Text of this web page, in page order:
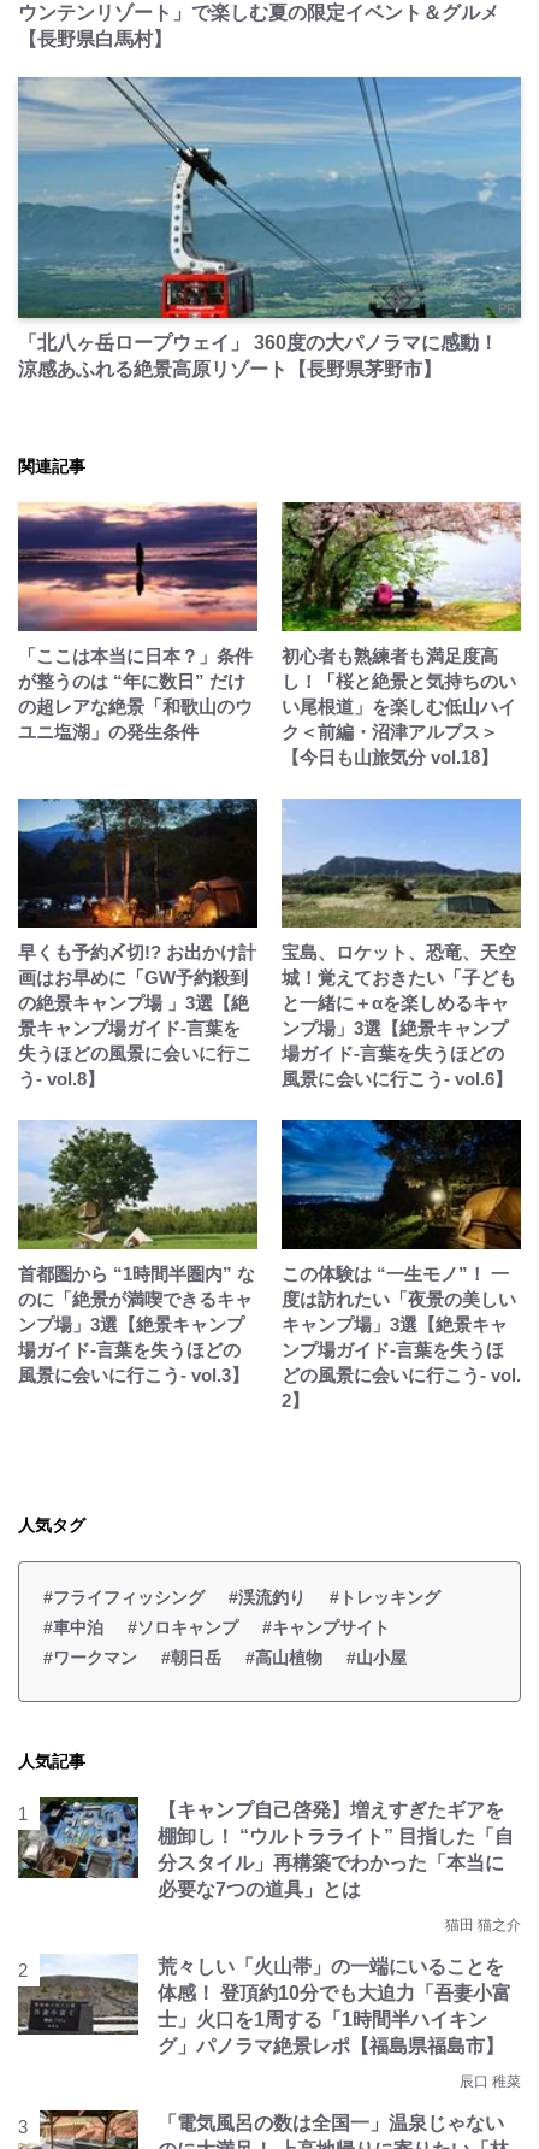
ウンテンリゾート」で楽しむ夏の限定イベント＆グルメ
【長野県白馬村】
PR
「北八ヶ岳ロープウェイ」 360度の大パノラマに感動！
涼感あふれる絶景高原リゾート【長野県茅野市】
関連記事
「ここは本当に日本？」条件
が整うのは “年に数日” だけ
の超レアな絶景「和歌山のウ
ユニ塩湖」の発生条件
初心者も熟練者も満足度高
し！「桜と絶景と気持ちのい
い尾根道」を楽しむ低山ハイ
ク＜前編・沼津アルプス＞
【今日も山旅気分 vol.18】
早くも予約〆切!? お出かけ計
画はお早めに「GW予約殺到
の絶景キャンプ場 」3選【絶
景キャンプ場ガイド-言葉を
失うほどの風景に会いに行こ
う- vol.8】
宝島、ロケット、恐竜、天空
城！覚えておきたい「子ども
と一緒に＋αを楽しめるキャ
ンプ場」3選【絶景キャンプ
場ガイド-言葉を失うほどの
風景に会いに行こう- vol.6】
首都圏から “1時間半圏内” な
のに「絶景が満喫できるキャ
ンプ場」3選【絶景キャンプ
場ガイド-言葉を失うほどの
風景に会いに行こう- vol.3】
この体験は “一生モノ”！ 一
度は訪れたい「夜景の美しい
キャンプ場」3選【絶景キャ
ンプ場ガイド-言葉を失うほ
どの風景に会いに行こう- vol.
2】
人気タグ
#フライフィッシング #渓流釣り
#トレッキング
#車中泊
#ソロキャンプ
#キャンプサイト
#ワークマン
#朝日岳 #高山植物 #山小屋
人気記事
【キャンプ自己啓発】増えすぎたギアを
棚卸し！ “ウルトラライト” 目指した「自
分スタイル」再構築でわかった「本当に
必要な7つの道具」とは
猫田 猫之介
荒々しい「火山帯」の一端にいることを
体感！ 登頂約10分でも大迫力「吾妻小富
士」火口を1周する「1時間半ハイキン
グ」パノラマ絶景レポ【福島県福島市】
辰口 稚菜
「電気風呂の数は全国一」温泉じゃない